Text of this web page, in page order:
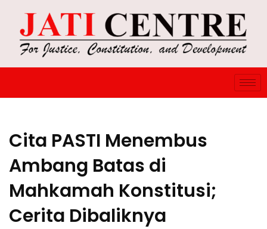
Cita PASTI Menembus
Ambang Batas di
Mahkamah Konstitusi;
Cerita Dibaliknya